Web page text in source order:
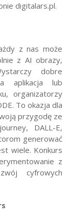
digitalars.pl.
z nas może
z AI obrazy,
dobre
aplikacja lub
organizatorzy
To okazja dla
przygodę ze
DALL-E,
generować
wiele. Konkurs
z
cyfrowych